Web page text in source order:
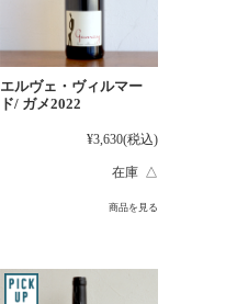
エルヴェ・ヴィルマー
ド/ ガメ2022
¥3,630(税込)
在庫 △
商品を見る